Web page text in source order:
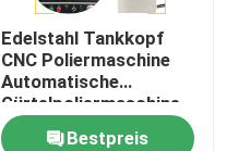
Edelstahl Tankkopf
CNC Poliermaschine
Automatische
Gürtelpoliermaschine
Bestpreis